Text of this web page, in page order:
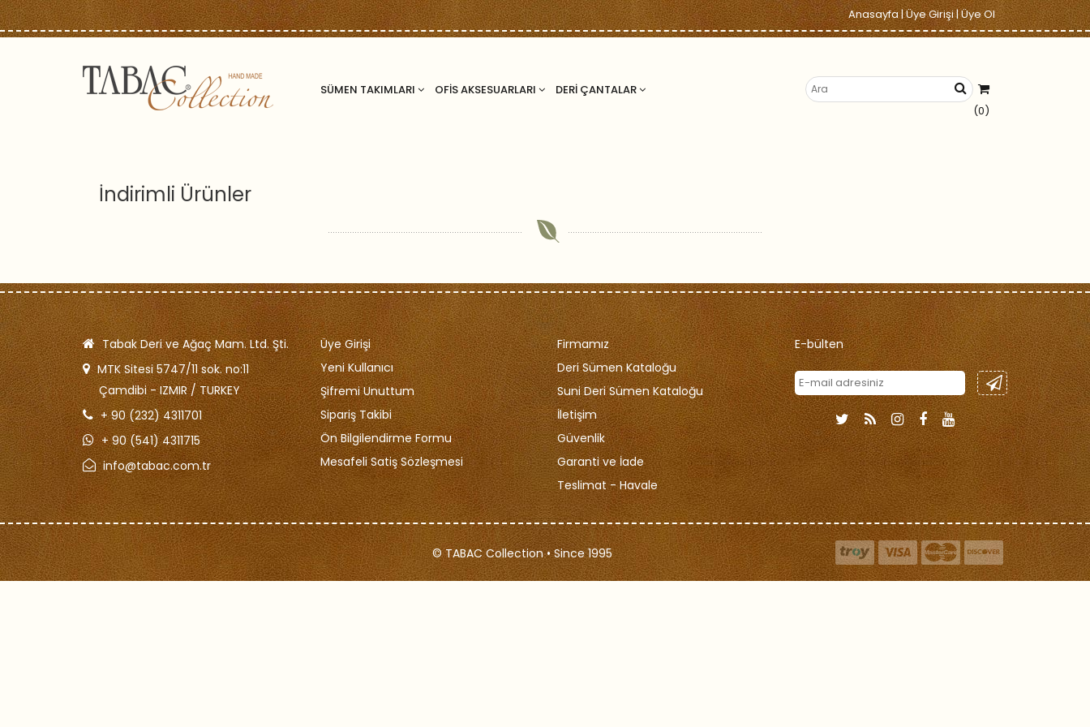
Anasayfa|Üye Girişi|Üye Ol
SÜMEN TAKIMLARI OFİS AKSESUARLARI
DERİ ÇANTALAR
(0)
İndirimli Ürünler
Tabak Deri ve Ağaç Mam. Ltd. Şti.
MTK Sitesi 5747/11 sok. no:11
Çamdibi - IZMIR / TURKEY
+ 90 (232) 4311701
+ 90 (541) 4311715
info@tabac.com.tr
Üye Girişi
Yeni Kullanıcı
Şifremi Unuttum
Sipariş Takibi
Ön Bilgilendirme Formu
Mesafeli Satiş Sözleşmesi
Firmamız
Deri Sümen Kataloğu
Suni Deri Sümen Kataloğu
İletişim
Güvenlik
Garanti ve İade
Teslimat - Havale
E-bülten
© TABAC Collection • Since 1995